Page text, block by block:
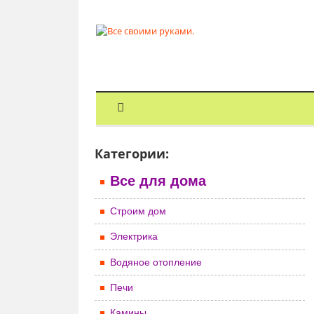
Категории:
Все для дома
Строим дом
Электрика
Водяное отопление
Печи